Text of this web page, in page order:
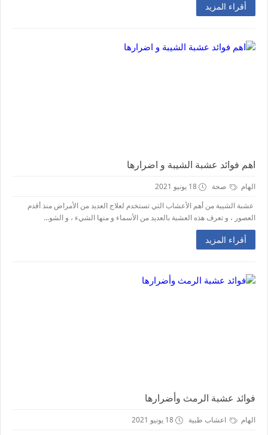
أقراء المزيد
اهم فوائد عشبة الشيبة و اضرارها
الهام صحة
18 يونيو 2021
عشبة الشيبة من أهم الأعشاب التي تستخدم لعلاج العديد من الأمراض منذ أقدم
العصور ، و تعرف هذه العشبة بالعديد من الأسماء و منها الشيء ، و الشو...
أقراء المزيد
فوائد عشبة الرمث وأضرارها
الهام اعشاب طبية
18 يونيو 2021